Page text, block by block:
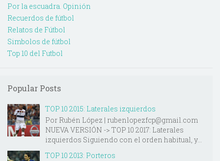
Por la escuadra. Opinión
Recuerdos de fútbol
Relatos de Fútbol
Simbolos de fútbol
Top 10 del Futbol
Popular Posts
TOP 10 2015: Laterales izquierdos
Por Rubén López | rubenlopezfcp@gmail.com
NUEVA VERSIÓN -> TOP 10 2017: Laterales
izquierdos Siguiendo con el orden habitual, y...
TOP 10 2013: Porteros